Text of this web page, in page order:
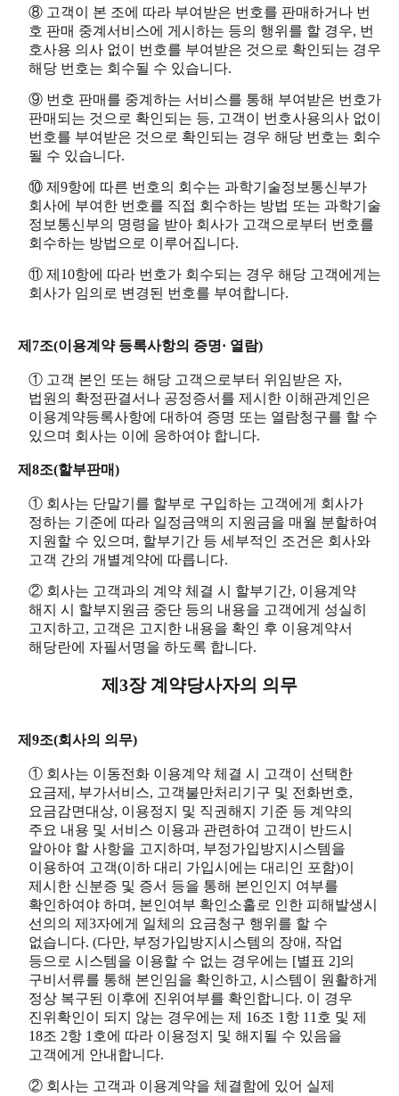
⑧ 고객이 본 조에 따라 부여받은 번호를 판매하거나 번
호 판매 중계서비스에 게시하는 등의 행위를 할 경우, 번
호사용 의사 없이 번호를 부여받은 것으로 확인되는 경우
해당 번호는 회수될 수 있습니다.
⑨ 번호 판매를 중계하는 서비스를 통해 부여받은 번호가
판매되는 것으로 확인되는 등, 고객이 번호사용의사 없이
번호를 부여받은 것으로 확인되는 경우 해당 번호는 회수
될 수 있습니다.
⑩ 제9항에 따른 번호의 회수는 과학기술정보통신부가
회사에 부여한 번호를 직접 회수하는 방법 또는 과학기술
정보통신부의 명령을 받아 회사가 고객으로부터 번호를
회수하는 방법으로 이루어집니다.
⑪ 제10항에 따라 번호가 회수되는 경우 해당 고객에게는
회사가 임의로 변경된 번호를 부여합니다.
제7조(이용계약 등록사항의 증명· 열람)
① 고객 본인 또는 해당 고객으로부터 위임받은 자,
법원의 확정판결서나 공정증서를 제시한 이해관계인은
이용계약등록사항에 대하여 증명 또는 열람청구를 할 수
있으며 회사는 이에 응하여야 합니다.
제8조(할부판매)
① 회사는 단말기를 할부로 구입하는 고객에게 회사가
정하는 기준에 따라 일정금액의 지원금을 매월 분할하여
지원할 수 있으며, 할부기간 등 세부적인 조건은 회사와
고객 간의 개별계약에 따릅니다.
② 회사는 고객과의 계약 체결 시 할부기간, 이용계약
해지 시 할부지원금 중단 등의 내용을 고객에게 성실히
고지하고, 고객은 고지한 내용을 확인 후 이용계약서
해당란에 자필서명을 하도록 합니다.
제3장 계약당사자의 의무
제9조(회사의 의무)
① 회사는 이동전화 이용계약 체결 시 고객이 선택한
요금제, 부가서비스, 고객불만처리기구 및 전화번호,
요금감면대상, 이용정지 및 직권해지 기준 등 계약의
주요 내용 및 서비스 이용과 관련하여 고객이 반드시
알아야 할 사항을 고지하며, 부정가입방지시스템을
이용하여 고객(이하 대리 가입시에는 대리인 포함)이
제시한 신분증 및 증서 등을 통해 본인인지 여부를
확인하여야 하며, 본인여부 확인소홀로 인한 피해발생시
선의의 제3자에게 일체의 요금청구 행위를 할 수
없습니다. (다만, 부정가입방지시스템의 장애, 작업
등으로 시스템을 이용할 수 없는 경우에는 [별표 2]의
구비서류를 통해 본인임을 확인하고, 시스템이 원활하게
정상 복구된 이후에 진위여부를 확인합니다. 이 경우
진위확인이 되지 않는 경우에는 제 16조 1항 11호 및 제
18조 2항 1호에 따라 이용정지 및 해지될 수 있음을
고객에게 안내합니다.
② 회사는 고객과 이용계약을 체결함에 있어 실제